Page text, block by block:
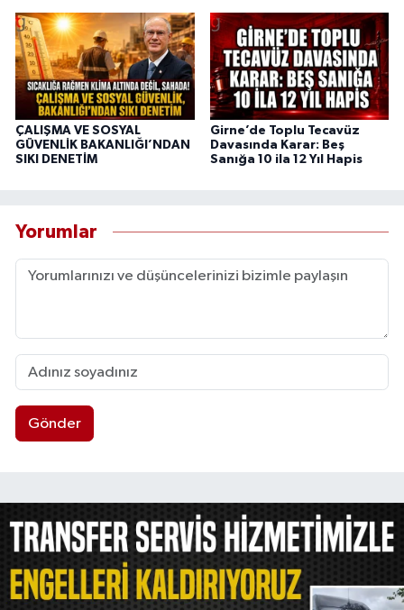
ÇALIŞMA VE SOSYAL
GÜVENLİK BAKANLIĞI’NDAN
SIKI DENETİM
Girne’de Toplu Tecavüz
Davasında Karar: Beş
Sanığa 10 ila 12 Yıl Hapis
Yorumlar
Gönder